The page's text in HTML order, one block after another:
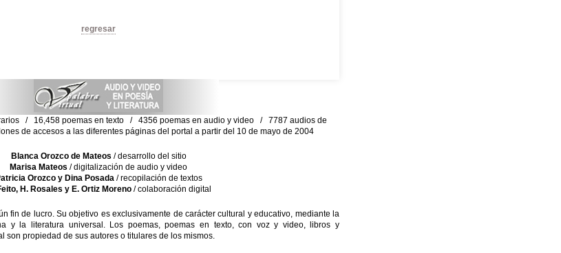
regresar
/ 16,458 poemas en texto / 4356 poemas en audio y video / 7787 audios de
de accesos a las diferentes páginas del portal a partir del 10 de mayo de 2004
Blanca Orozco de Mateos / desarrollo del sitio
Marisa Mateos / digitalización de audio y video
Orozco y Dina Posada/ recopilación de textos
H. Rosales y E. Ortiz Moreno/ colaboración digital
fin de lucro. Su objetivo es exclusivamente de carácter cultural y educativo, mediante la
y la literatura universal. Los poemas, poemas en texto, con voz y video, libros y
son propiedad de sus autores o titulares de los mismos.